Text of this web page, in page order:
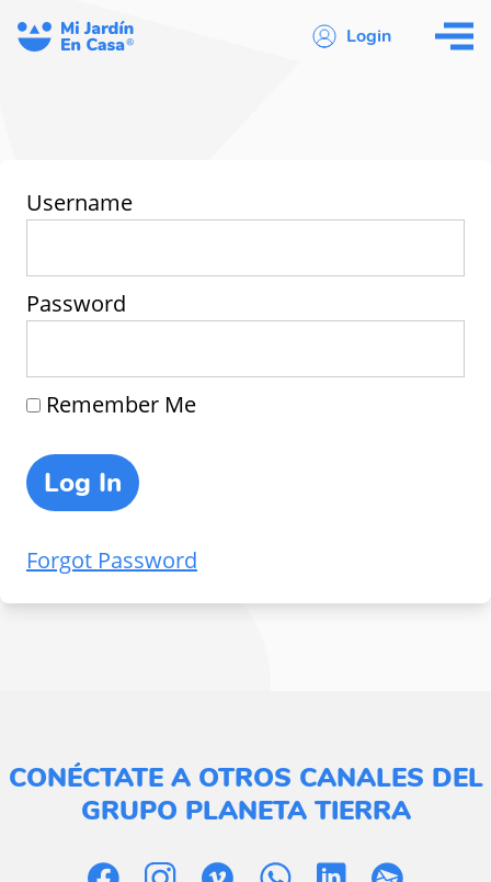
Login
Username
Password
Remember Me
Forgot Password
CONÉCTATE A OTROS CANALES DEL
GRUPO PLANETA TIERRA